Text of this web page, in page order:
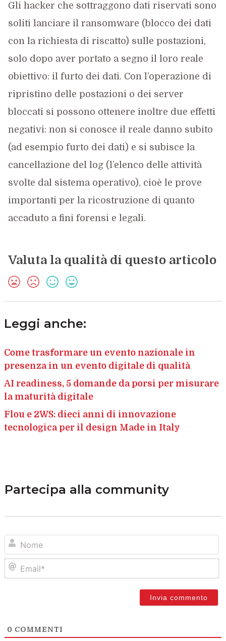
Gli hacker che sottraggono dati riservati sono
soliti lanciare il ransomware (blocco dei dati
con la richiesta di riscatto) sulle postazioni,
solo dopo aver portato a segno il loro reale
obiettivo: il furto dei dati. Con l’operazione di
ripristino delle postazioni o dei server
bloccati si possono ottenere inoltre due effetti
negativi: non si conosce il reale danno subito
(ad esempio furto dei dati) e si subisce la
cancellazione del log (l’elenco delle attività
svolte dal sistema operativo), cioè le prove
importanti per la ricostruzione di quanto
accaduto a fini forensi e legali.
Valuta la qualità di questo articolo
Leggi anche:
Come trasformare un evento nazionale in
presenza in un evento digitale di qualità
AI readiness, 5 domande da porsi per misurare
la maturità digitale
Flou e 2WS: dieci anni di innovazione
tecnologica per il design Made in Italy
Partecipa alla community
0 COMMENTI